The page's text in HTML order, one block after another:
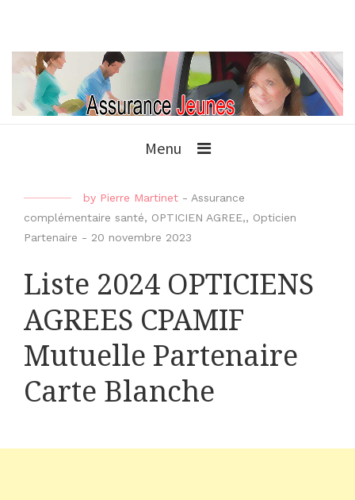
Menu
by Pierre Martinet - Assurance
complémentaire santé, OPTICIEN AGREE,, Opticien
Partenaire - 20 novembre 2023
Liste 2024 OPTICIENS
AGREES CPAMIF
Mutuelle Partenaire
Carte Blanche